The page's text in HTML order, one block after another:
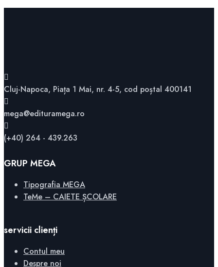
Cluj-Napoca, Piața 1 Mai, nr. 4-5, cod poștal 400141
mega@edituramega.ro
(+40) 264 - 439.263
GRUP MEGA
Tipografia MEGA
TeMe – CAIETE ȘCOLARE
servicii clienți
Contul meu
Despre noi